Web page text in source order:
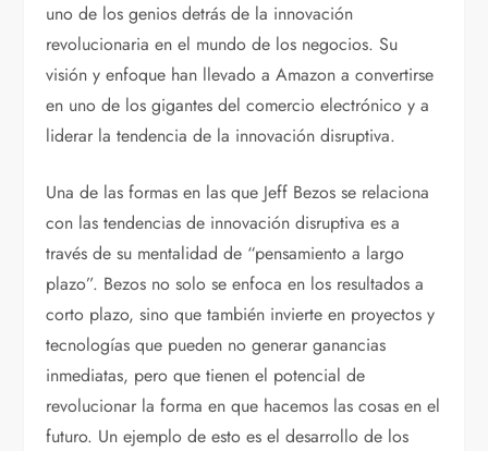
uno de los genios detrás de la innovación
revolucionaria en el mundo de los negocios. Su
visión y enfoque han llevado a Amazon a convertirse
en uno de los gigantes del comercio electrónico y a
liderar la tendencia de la innovación disruptiva.
Una de las formas en las que Jeff Bezos se relaciona
con las tendencias de innovación disruptiva es a
través de su mentalidad de “pensamiento a largo
plazo”. Bezos no solo se enfoca en los resultados a
corto plazo, sino que también invierte en proyectos y
tecnologías que pueden no generar ganancias
inmediatas, pero que tienen el potencial de
revolucionar la forma en que hacemos las cosas en el
futuro. Un ejemplo de esto es el desarrollo de los